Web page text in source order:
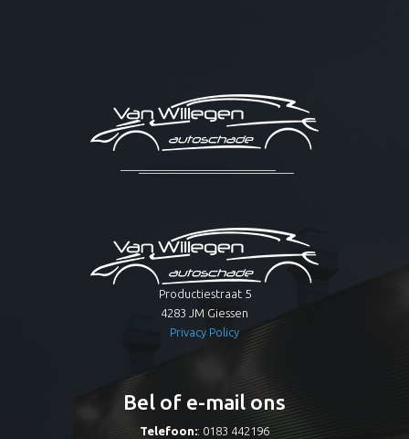
Productiestraat 5
4283 JM Giessen
Privacy Policy
Bel of e-mail ons
Telefoon:: 0183 442196